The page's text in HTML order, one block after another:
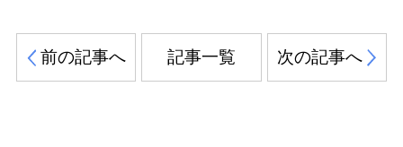
前の記事へ 次の記事へ
記事一覧